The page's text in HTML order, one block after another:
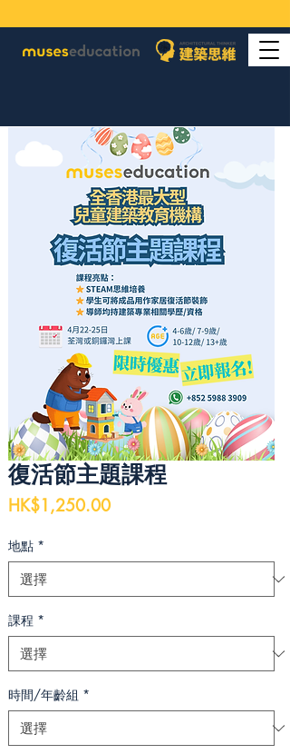
復活節主題課程
HK$1,250.00價
地點 *
課程 *
時間/年齡組 *